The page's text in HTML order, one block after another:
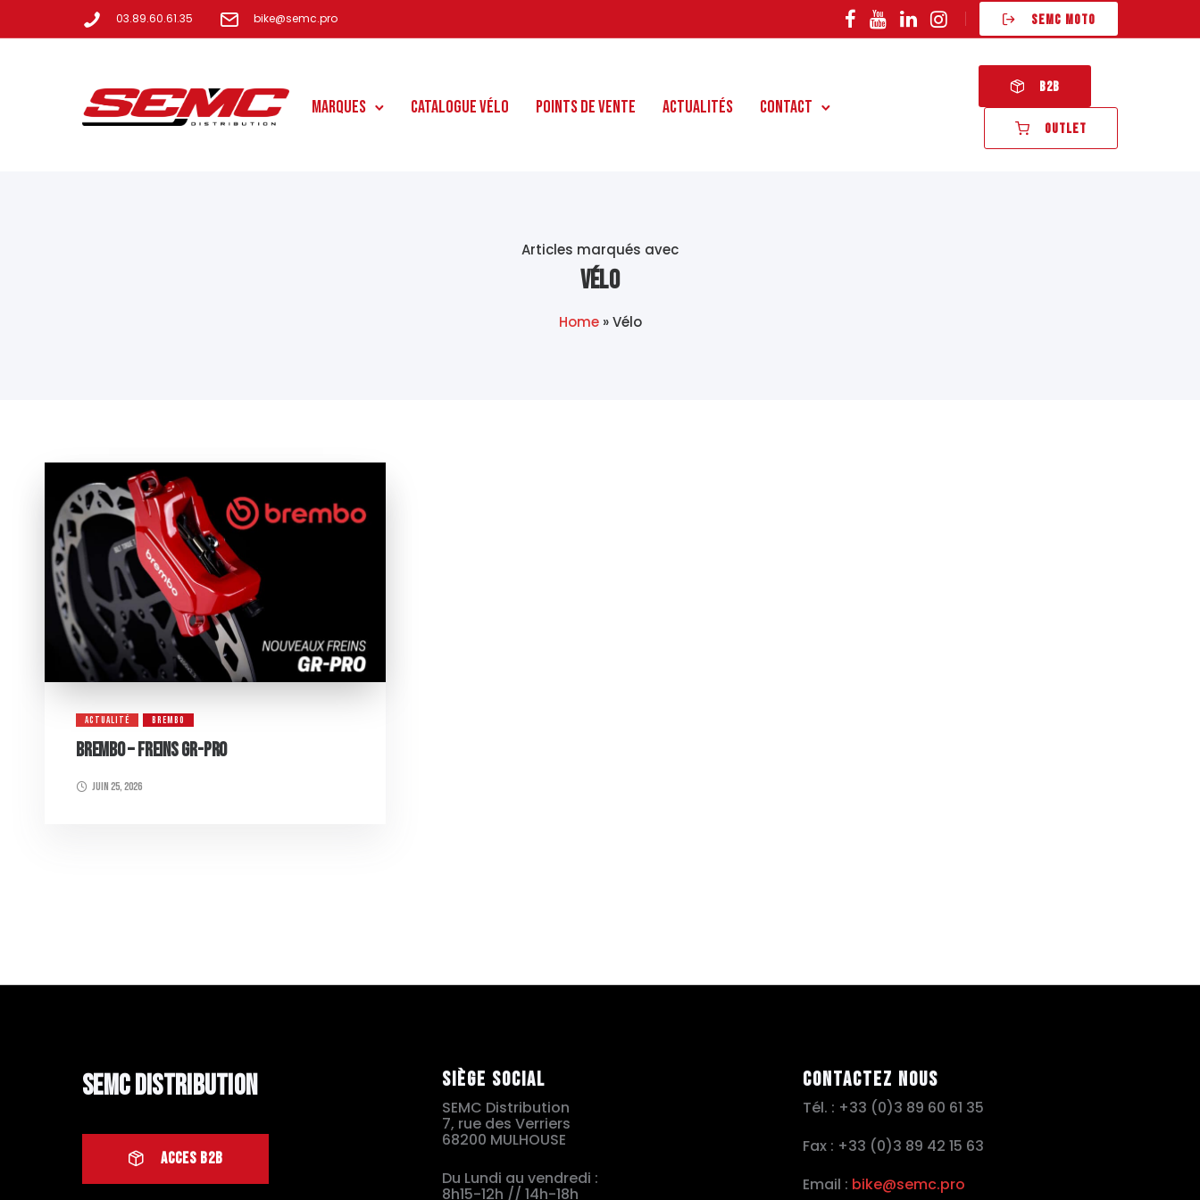
03.89.60.61.35 bike@semc.pro SEMC MOTO
Marques Catalogue Vélo Points de Vente Actualités Contact
B2B
OUTLET
Articles marqués avec
Vélo
Home»Vélo
ACTUALITÉ BREMBO
BREMBO – FREINS GR-PRO
juin 25, 2026
SEMC Distribution
ACCES B2B
Siège social
SEMC Distribution
7, rue des Verriers
68200 MULHOUSE
Du Lundi au vendredi :
8h15-12h // 14h-18h
Contactez nous
Tél. : +33 (0)3 89 60 61 35
Fax : +33 (0)3 89 42 15 63
Email : bike@semc.pro